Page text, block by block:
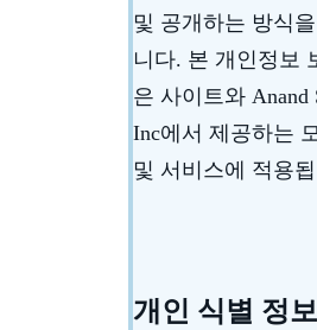
및 공개하는 방식
니다. 본 개인정보
은 사이트와 Anand
Inc에서 제공하는
및 서비스에 적용
개인 식별 정보